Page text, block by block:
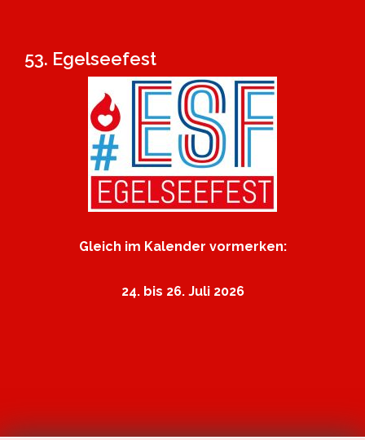
53. Egelseefest
Gleich im Kalender vormerken:
24. bis 26. Juli 2026